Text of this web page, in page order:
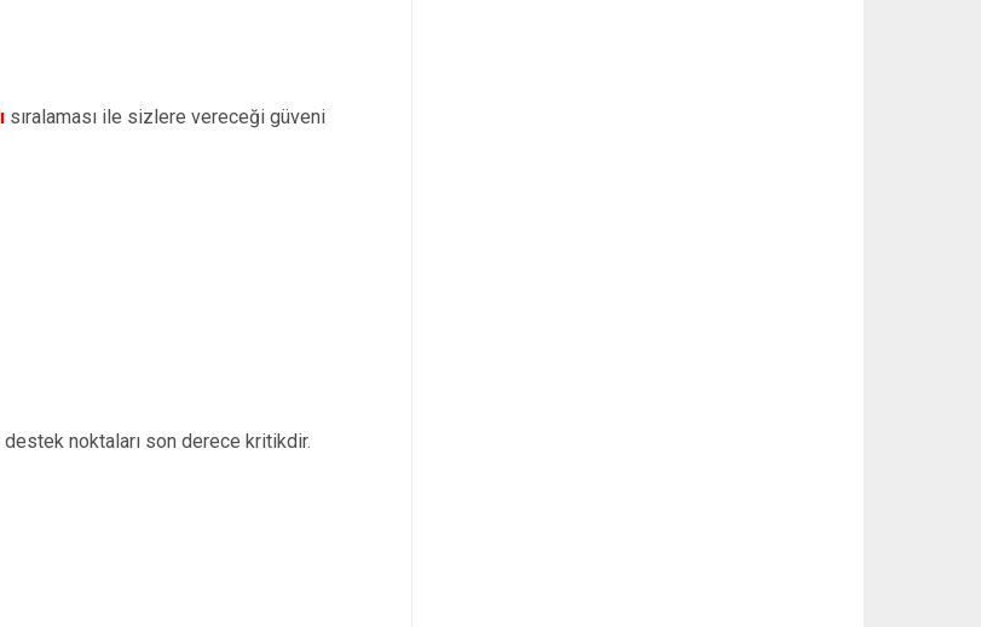
sıralaması ile sizlere vereceği güveni
noktaları son derece kritikdir.